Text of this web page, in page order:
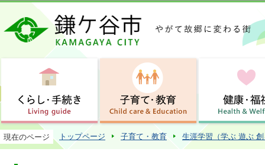
この
現在のページ トップページ 子育て・教育 生涯学習（学ぶ 遊ぶ